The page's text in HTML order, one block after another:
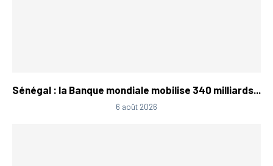
Sénégal : la Banque mondiale mobilise 340 milliards...
6 août 2026